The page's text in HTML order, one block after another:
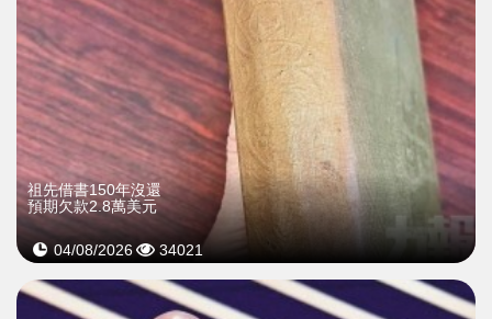
祖先借書150年沒還
預期欠款2.8萬美元
04/08/2026 34021